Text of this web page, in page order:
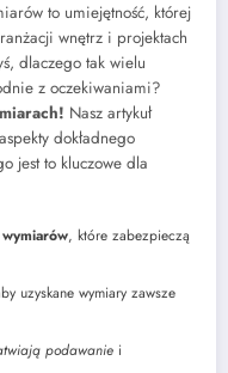
to umiejętność, której
wnętrz i projektach
dlaczego tak wielu
z oczekiwaniami?
Nasz artykuł
dokładnego
jest to kluczowe dla
, które zabezpieczą
uzyskane wymiary zawsze
podawanie i